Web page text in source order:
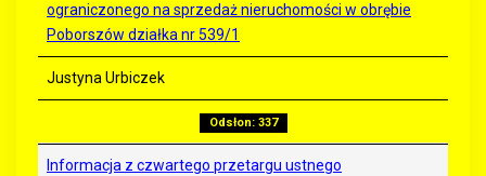
ograniczonego na sprzedaż nieruchomości w obrębie
Poborszów działka nr 539/1
Justyna Urbiczek
Odsłon: 337
Informacja z czwartego przetargu ustnego